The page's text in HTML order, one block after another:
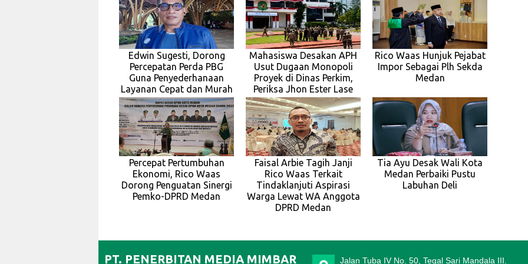
Edwin Sugesti, Dorong
Percepatan Perda PBG
Guna Penyederhanaan
Layanan Cepat dan Murah
Mahasiswa Desakan APH
Usut Dugaan Monopoli
Proyek di Dinas Perkim,
Periksa Jhon Ester Lase
Rico Waas Hunjuk Pejabat
Impor Sebagai Plh Sekda
Medan
Percepat Pertumbuhan
Ekonomi, Rico Waas
Dorong Penguatan Sinergi
Pemko-DPRD Medan
Faisal Arbie Tagih Janji
Rico Waas Terkait
Tindaklanjuti Aspirasi
Warga Lewat WA Anggota
DPRD Medan
Tia Ayu Desak Wali Kota
Medan Perbaiki Pustu
Labuhan Deli
PT. PENERBITAN MEDIA MIMBAR Jalan Tuba IV No. 50, Tegal Sari Mandala III.